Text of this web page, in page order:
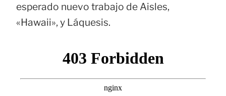
esperado nuevo trabajo de Aisles,
«Hawaii», y Láquesis.